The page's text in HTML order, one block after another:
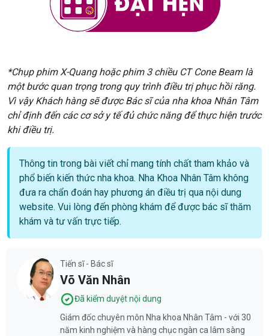
*Chụp phim X-Quang hoặc phim 3 chiều CT Cone Beam là
một bước quan trọng trong quy trình điều trị phục hồi răng.
Vì vậy Khách hàng sẽ được Bác sĩ của nha khoa Nhân Tâm
chỉ định đến các cơ sở y tế đủ chức năng để thực hiện trước
khi điều trị.
Thông tin trong bài viết chỉ mang tính chất tham khảo và
phổ biến kiến thức nha khoa. Nha Khoa Nhân Tâm không
đưa ra chẩn đoán hay phương án điều trị qua nội dung
website. Vui lòng đến phòng khám để được bác sĩ thăm
khám và tư vấn trực tiếp.
Tiến sĩ - Bác sĩ
Võ Văn Nhân
Đã kiểm duyệt nội dung
Giám đốc chuyên môn Nha khoa Nhân Tâm - với 30
năm kinh nghiệm và hàng chục ngàn ca lâm sàng